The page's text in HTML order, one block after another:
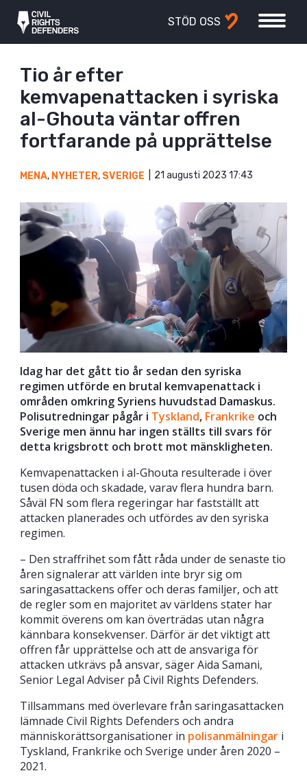
STÖD OSS
Tio år efter
kemvapenattacken i syriska
al-Ghouta väntar offren
fortfarande på upprättelse
MENA, NYHETER, SVERIGE 21 augusti 2023 17:43
Idag har det gått tio år sedan den syriska
regimen utförde en brutal kemvapenattack i
områden omkring Syriens huvudstad Damaskus.
Polisutredningar pågår i Tyskland, Frankrike och
Sverige men ännu har ingen ställts till svars för
detta krigsbrott och brott mot mänskligheten.
Kemvapenattacken i al-Ghouta resulterade i över
tusen döda och skadade, varav flera hundra barn.
Såväl FN som flera regeringar har fastställt att
attacken planerades och utfördes av den syriska
regimen.
– Den straffrihet som fått råda under de senaste tio
åren signalerar att världen inte bryr sig om
saringasattackens offer och deras familjer, och att
de regler som en majoritet av världens stater har
kommit överens om kan överträdas utan några
kännbara konsekvenser. Därför är det viktigt att
offren får upprättelse och att de ansvariga för
attacken utkrävs på ansvar, säger Aida Samani,
Senior Legal Adviser på Civil Rights Defenders.
Tillsammans med överlevare från saringasattacken
lämnade Civil Rights Defenders och andra
människorättsorganisationer in polisanmälningar i
Tyskland, Frankrike och Sverige under åren 2020 –
2021.